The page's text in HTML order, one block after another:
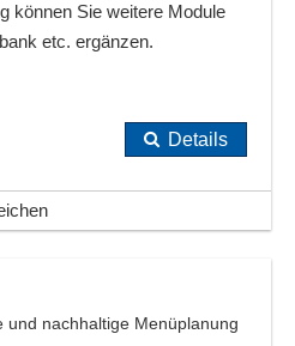
können Sie weitere Module
etc. ergänzen.
Details
nachhaltige Menüplanung